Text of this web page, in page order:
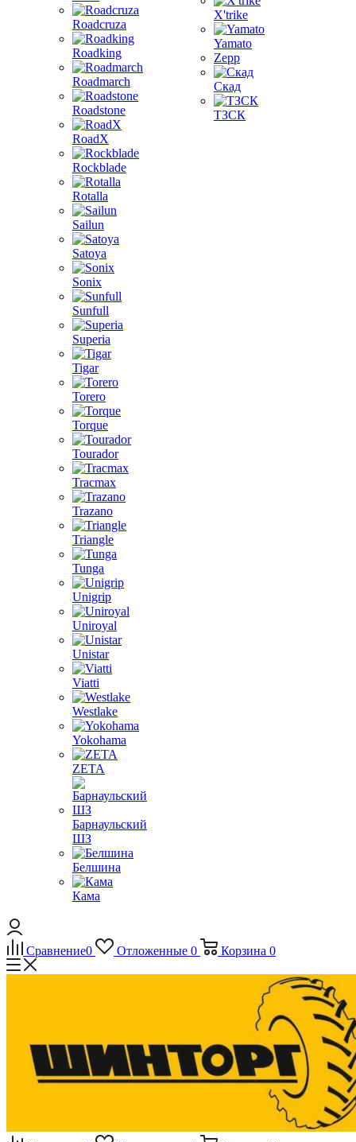
Roadcruza
Roadking
Roadmarch
Roadstone
RoadX
Rockblade
Rotalla
Sailun
Satoya
Sonix
Sunfull
Superia
Tigar
Torero
Torque
Tourador
Tracmax
Trazano
Triangle
Tunga
Unigrip
Uniroyal
Unistar
Viatti
Westlake
Yokohama
ZETA
Барнаульский
ШЗ
Белшина
Кама
X'trike
Yamato
Zepp
Скад
ТЗСК
Сравнение0 Отложенные 0 Корзина 0